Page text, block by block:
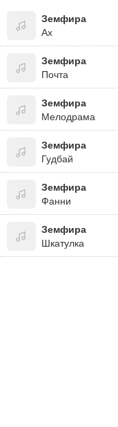
Земфира
Ах
Земфира
Почта
Земфира
Мелодрама
Земфира
Гудбай
Земфира
Фанни
Земфира
Шкатулка